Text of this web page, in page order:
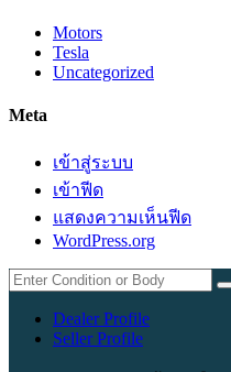
Motors
Tesla
Uncategorized
Meta
เข้าสู่ระบบ
เข้าฟีด
แสดงความเห็นฟีด
WordPress.org
Dealer Profile
Seller Profile